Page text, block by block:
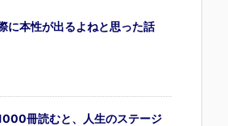
に本性が出るよねと思った話
冊読むと、人生のステージ